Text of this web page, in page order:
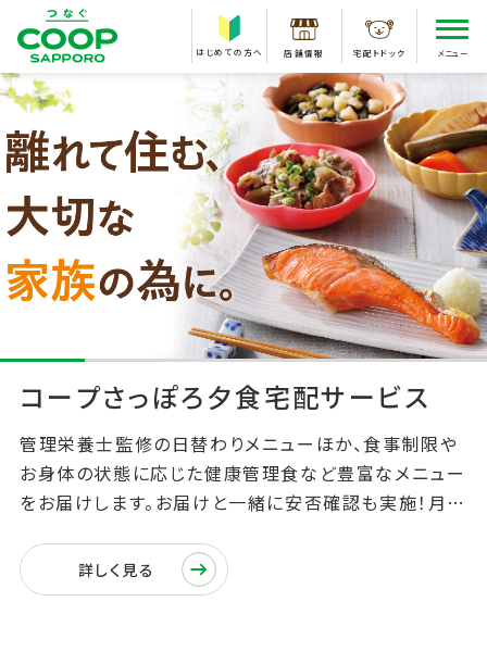
はじめての方へ 店舗情報 宅配トドック メニュー
コープさっぽろ夕食宅配サービス
管理栄養士監修の日替わりメニューほか、食事制限や
お身体の状態に応じた健康管理食など豊富なメニュー
をお届けします。お届けと一緒に安否確認も実施！月曜
詳しく見る